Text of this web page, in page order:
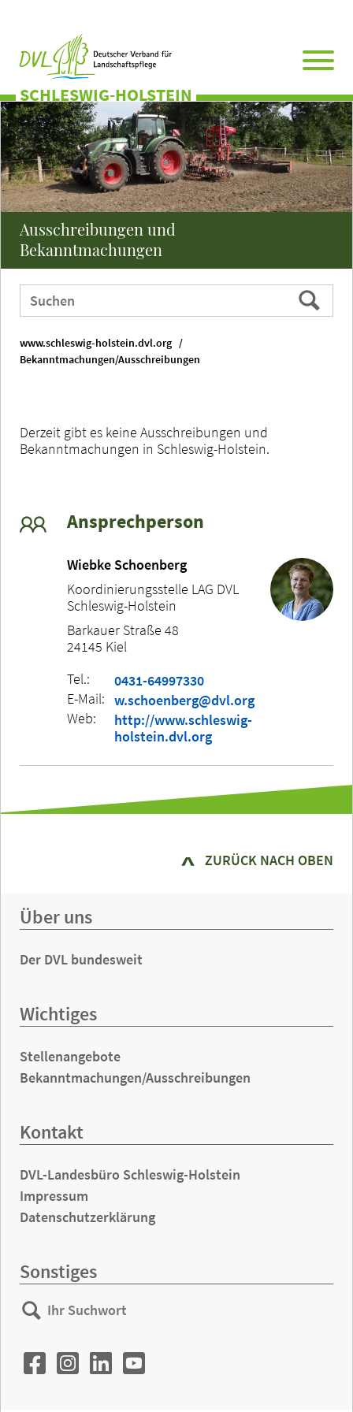
SCHLESWIG-HOLSTEIN
Ausschreibungen und
Bekanntmachungen
Webauftritt
durchsuchen
Suchen
www.schleswig-holstein.dvl.org
Bekanntmachungen/Ausschreibungen
Derzeit gibt es keine Ausschreibungen und
Bekanntmachungen in Schleswig-Holstein.
Ansprechperson
Wiebke Schoenberg
Koordinierungsstelle LAG DVL
Schleswig-Holstein
Barkauer Straße 48
24145 Kiel
Tel.:
0431-64997330
E-Mail: w.schoenberg@dvl.org
Web:
http://www.schleswig-
holstein.dvl.org
ZURÜCK NACH OBEN
Über uns
Der DVL bundesweit
Wichtiges
Stellenangebote
Bekanntmachungen/Ausschreibungen
Kontakt
DVL-Landesbüro Schleswig-Holstein
Impressum
Datenschutzerklärung
Sonstiges
Ihr
Suchwort
Suchen